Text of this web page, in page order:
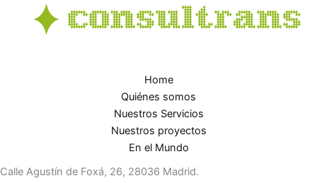
Home
Quiénes somos
Nuestros Servicios
Nuestros proyectos
En el Mundo
Calle Agustín de Foxá, 26, 28036 Madrid.